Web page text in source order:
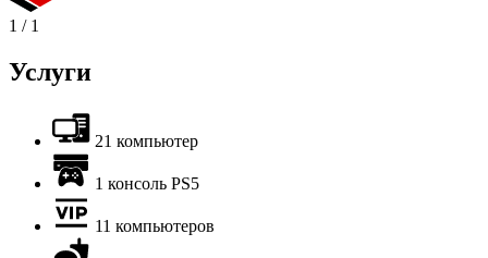
1 / 1
Услуги
21 компьютер
1 консоль PS5
11 компьютеров